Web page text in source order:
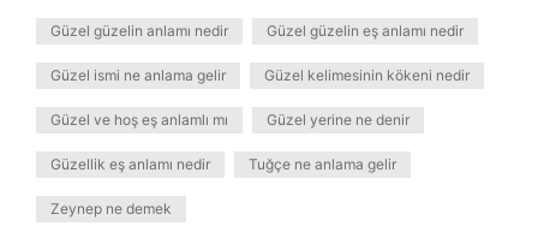
Güzel güzelin anlamı nedir Güzel güzelin eş anlamı nedir
Güzel ismi ne anlama gelir Güzel kelimesinin kökeni nedir
Güzel ve hoş eş anlamlı mı Güzel yerine ne denir
Güzellik eş anlamı nedir Tuğçe ne anlama gelir
Zeynep ne demek